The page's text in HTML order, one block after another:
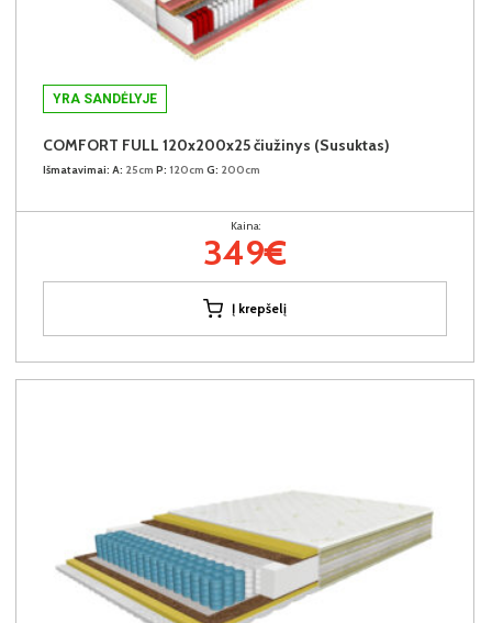
YRA SANDĖLYJE
COMFORT FULL 120x200x25 čiužinys (Susuktas)
Išmatavimai: A: 25cm P: 120cm G: 200cm
Kaina:
349€
Į krepšelį